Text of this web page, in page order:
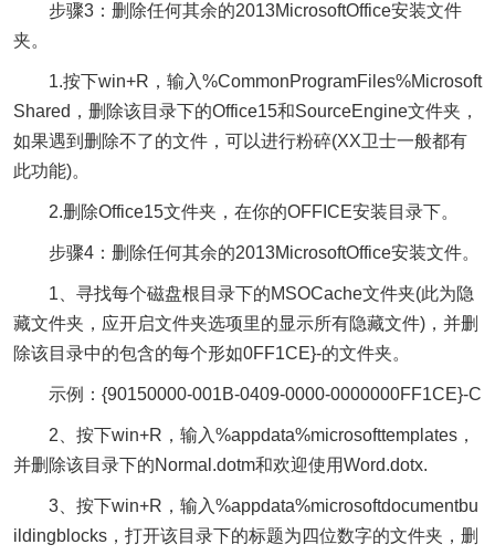
步骤3：删除任何其余的2013MicrosoftOffice安装文件
夹。
1.按下win+R，输入%CommonProgramFiles%Microsoft
Shared，删除该目录下的Office15和SourceEngine文件夹，
如果遇到删除不了的文件，可以进行粉碎(XX卫士一般都有
此功能)。
2.删除Office15文件夹，在你的OFFICE安装目录下。
步骤4：删除任何其余的2013MicrosoftOffice安装文件。
1、寻找每个磁盘根目录下的MSOCache文件夹(此为隐
藏文件夹，应开启文件夹选项里的显示所有隐藏文件)，并删
除该目录中的包含的每个形如0FF1CE}-的文件夹。
示例：{90150000-001B-0409-0000-0000000FF1CE}-C
2、按下win+R，输入%appdata%microsofttemplates，
并删除该目录下的Normal.dotm和欢迎使用Word.dotx.
3、按下win+R，输入%appdata%microsoftdocumentbu
ildingblocks，打开该目录下的标题为四位数字的文件夹，删